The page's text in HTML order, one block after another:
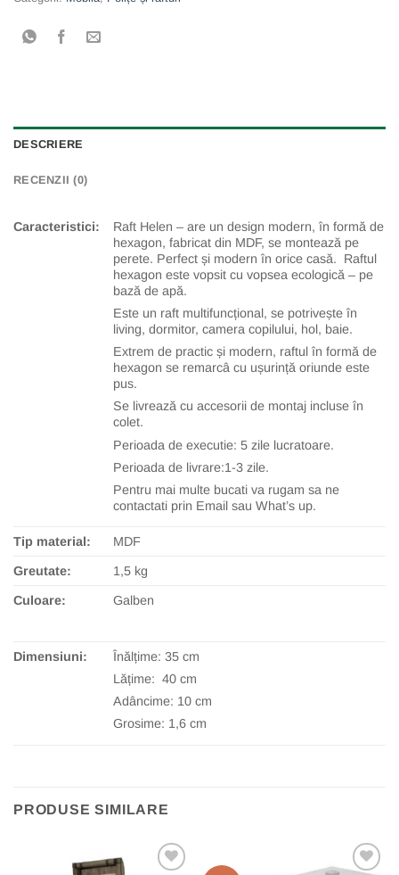
DESCRIERE
RECENZII (0)
Caracteristici:
Raft Helen – are un design modern, în formă de
hexagon, fabricat din MDF, se montează pe
perete. Perfect și modern în orice casă. Raftul
hexagon este vopsit cu vopsea ecologică – pe
bază de apă.
Este un raft multifuncțional, se potrivește în
living, dormitor, camera copilului, hol, baie.
Extrem de practic și modern, raftul în formă de
hexagon se remarcâ cu ușurință oriunde este
pus.
Se livrează cu accesorii de montaj incluse în
colet.
Perioada de executie: 5 zile lucratoare.
Perioada de livrare:1-3 zile.
Pentru mai multe bucati va rugam sa ne
contactati prin Email sau What’s up.
Tip material: MDF
Greutate: 1,5 kg
Culoare: Galben
Dimensiuni:
Înălțime: 35 cm
Lățime: 40 cm
Adâncime: 10 cm
Grosime: 1,6 cm
PRODUSE SIMILARE